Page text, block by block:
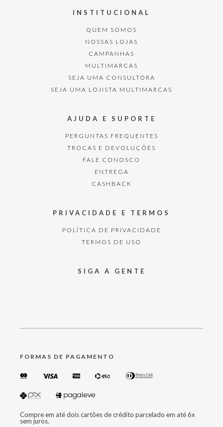
INSTITUCIONAL
QUEM SOMOS
NOSSAS LOJAS
CAMPANHAS
MULTIMARCAS
SEJA UMA CONSULTORA
SEJA UMA LOJISTA MULTIMARCAS
AJUDA E SUPORTE
PERGUNTAS FREQUENTES
TROCAS E DEVOLUÇÕES
FALE CONOSCO
ENTREGA
CASHBACK
PRIVACIDADE E TERMOS
POLÍTICA DE PRIVACIDADE
TERMOS DE USO
SIGA A GENTE
FORMAS DE PAGAMENTO
Compre em até dois cartões de crédito parcelado em até 6x
sem juros.